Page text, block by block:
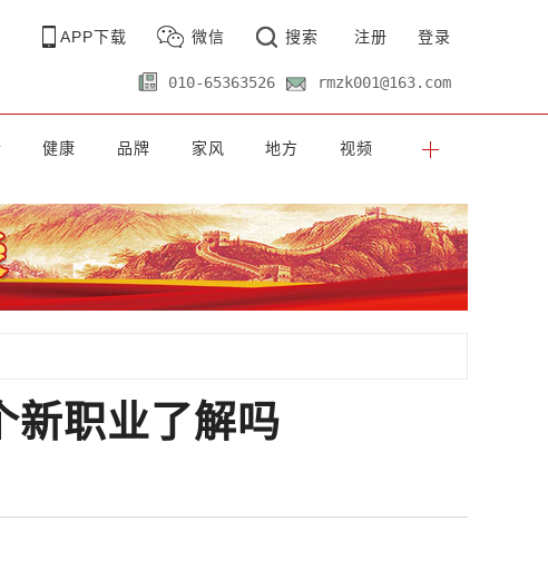
APP下载 微信 搜索 注册 登录
010-65363526 rmzk001@163.com
健康 品牌 家风 地方 视频
职业了解吗